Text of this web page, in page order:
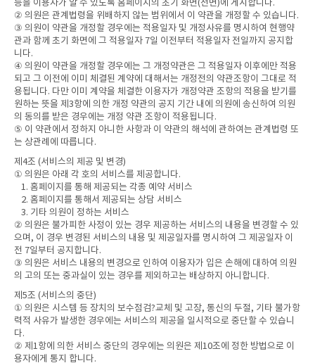
등을 이용자가 알 수 있도록 홈페이지의 초기 화면(전면)에 게시합니다.
② 의원은 관계법령을 위배하지 않는 범위에서 이 약관을 개정할 수 있습니다.
③ 의원이 약관을 개정할 경우에는 적용일자 및 개정사유를 명시하여 현행약
관과 함께 초기 화면에 그 적용일자 7일 이전부터 적용일자 전일까지 공지합
니다.
④ 의원이 약관을 개정할 경우에는 그 개정약관은 그 적용일자 이후에만 적용
되고 그 이전에 이미 체결된 계약에 대해서는 개정전의 약관조항이 그대로 적
용됩니다. 다만 이미 계약을 체결한 이용자가 개정약관 조항의 적용을 받기를
원하는 뜻을 제3항에 의한 개정 약관의 공지 기간 내에 의원에 송신하여 의원
의 동의를 받은 경우에는 개정 약관 조항이 적용됩니다.
⑤ 이 약관에서 정하지 아니한 사항과 이 약관의 해석에 관하여는 관계법령 또
는 상관례에 따릅니다.
제4조 (서비스의 제공 및 변경)
① 의원은 아래 각 호의 서비스를 제공합니다.
1. 홈페이지를 통해 제공되는 각종 예약 서비스
2. 홈페이지를 통해서 제공되는 상담 서비스
3. 기타 의원이 정하는 서비스
② 의원은 불가피한 사정이 있는 경우 제공하는 서비스의 내용을 변경할 수 있
으며, 이 경우 변경된 서비스의 내용 및 제공일자를 명시하여 그 제공일자 이
전 7일부터 공지합니다.
③ 의원은 서비스 내용의 변경으로 인하여 이용자가 입은 손해에 대하여 의원
의 고의 또는 중과실이 있는 경우를 제외하고는 배상하지 아니합니다.
제5조 (서비스의 중단)
① 의원은 시스템 등 장치의 보수점검?교체 및 고장, 통신의 두절, 기타 불가항
력적 사유가 발생한 경우에는 서비스의 제공을 일시적으로 중단할 수 있습니
다.
② 제1항에 의한 서비스 중단의 경우에는 의원은 제10조에 정한 방법으로 이
용자에게 통지 합니다.